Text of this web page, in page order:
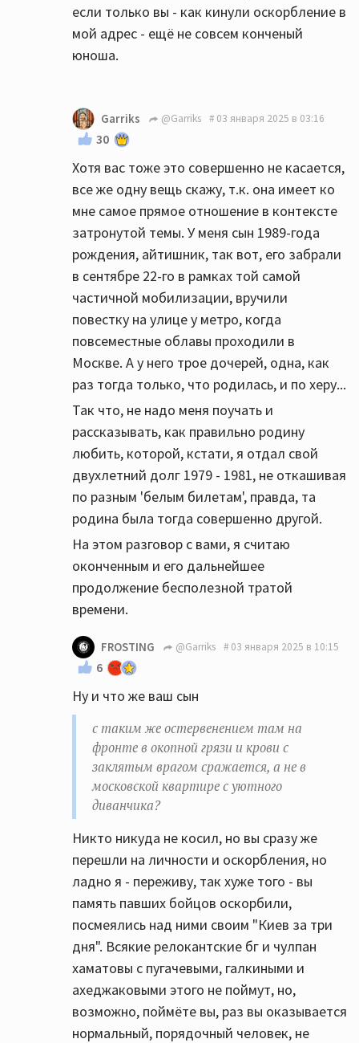
если только вы - как кинули оскорбление в
мой адрес - ещё не совсем конченый
юноша.
Garriks @Garriks 03 января 2025 в 03:16
30
Хотя вас тоже это совершенно не касается,
все же одну вещь скажу, т.к. она имеет ко
мне самое прямое отношение в контексте
затронутой темы. У меня сын 1989-года
рождения, айтишник, так вот, его забрали
в сентябре 22-го в рамках той самой
частичной мобилизации, вручили
повестку на улице у метро, когда
повсеместные облавы проходили в
Москве. А у него трое дочерей, одна, как
раз тогда только, что родилась, и по херу...
Так что, не надо меня поучать и
рассказывать, как правильно родину
любить, которой, кстати, я отдал свой
двухлетний долг 1979 - 1981, не откашивая
по разным 'белым билетам', правда, та
родина была тогда совершенно другой.
На этом разговор с вами, я считаю
оконченным и его дальнейшее
продолжение бесполезной тратой
времени.
FROSTING @Garriks 03 января 2025 в 10:15
6
Ну и что же ваш сын
с таким же остервенением там на
фронте в окопной грязи и крови с
заклятым врагом сражается, а не в
московской квартире с уютного
диванчика?
Никто никуда не косил, но вы сразу же
перешли на личности и оскорбления, но
ладно я - переживу, так хуже того - вы
память павших бойцов оскорбили,
посмеялись над ними своим "Киев за три
дня". Всякие релокантские бг и чулпан
хаматовы с пугачевыми, галкиными и
ахеджаковыми этого не поймут, но,
возможно, поймёте вы, раз вы оказывается
нормальный, порядочный человек, не